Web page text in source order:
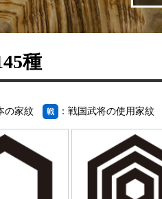
種
の家紋 戦 ：戦国武将の使用家紋